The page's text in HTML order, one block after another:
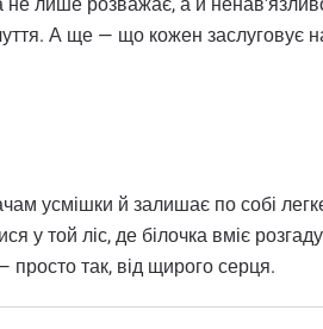
не лише розважає, а й
А ще — що кожен заслуговує
усмішки й залишає по собі
у той ліс, де білочка вміє
просто так, від щирого серця.